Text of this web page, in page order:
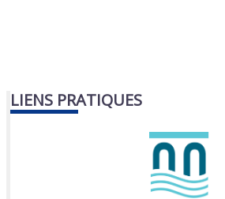
LIENS PRATIQUES